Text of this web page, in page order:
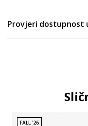
Provjeri dostupnost
FALL '26